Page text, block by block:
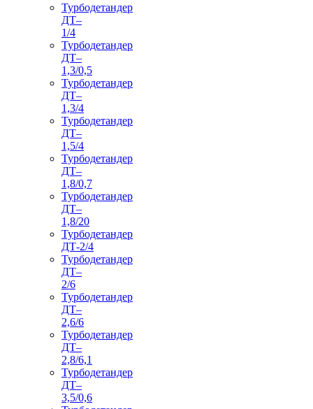
Турбодетандер
ДТ–
1/4
Турбодетандер
ДТ–
1,3/0,5
Турбодетандер
ДТ–
1,3/4
Турбодетандер
ДТ–
1,5/4
Турбодетандер
ДТ–
1,8/0,7
Турбодетандер
ДТ–
1,8/20
Турбодетандер
ДТ-2/4
Турбодетандер
ДТ–
2/6
Турбодетандер
ДТ–
2,6/6
Турбодетандер
ДТ–
2,8/6,1
Турбодетандер
ДТ–
3,5/0,6